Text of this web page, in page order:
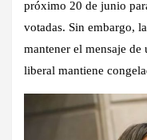
próximo 20 de junio
votadas. Sin embargo,
mantener el mensaje
liberal mantiene